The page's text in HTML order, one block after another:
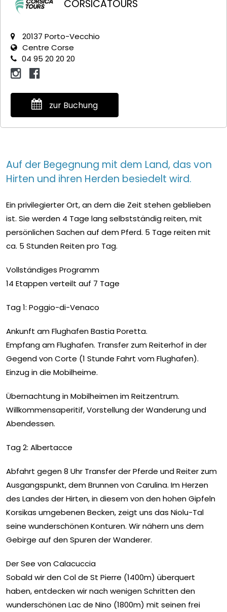
CORSICATOURS
20137 Porto-Vecchio
Centre Corse
04 95 20 20 20
zur Buchung
Auf der Begegnung mit dem Land, das von
Hirten und ihren Herden besiedelt wird.
Ein privilegierter Ort, an dem die Zeit stehen geblieben
ist. Sie werden 4 Tage lang selbstständig reiten, mit
persönlichen Sachen auf dem Pferd. 5 Tage reiten mit
ca. 5 Stunden Reiten pro Tag.
Vollständiges Programm
14 Etappen verteilt auf 7 Tage
Tag 1: Poggio-di-Venaco
Ankunft am Flughafen Bastia Poretta.
Empfang am Flughafen. Transfer zum Reiterhof in der
Gegend von Corte (1 Stunde Fahrt vom Flughafen).
Einzug in die Mobilheime.
Übernachtung in Mobilheimen im Reitzentrum.
Willkommensaperitif, Vorstellung der Wanderung und
Abendessen.
Tag 2: Albertacce
Abfahrt gegen 8 Uhr Transfer der Pferde und Reiter zum
Ausgangspunkt, dem Brunnen von Carulina. Im Herzen
des Landes der Hirten, in diesem von den hohen Gipfeln
Korsikas umgebenen Becken, zeigt uns das Niolu-Tal
seine wunderschönen Konturen. Wir nähern uns dem
Gebirge auf den Spuren der Wanderer.
Der See von Calacuccia
Sobald wir den Col de St Pierre (1400m) überquert
haben, entdecken wir nach wenigen Schritten den
wunderschönen Lac de Nino (1800m) mit seinen frei